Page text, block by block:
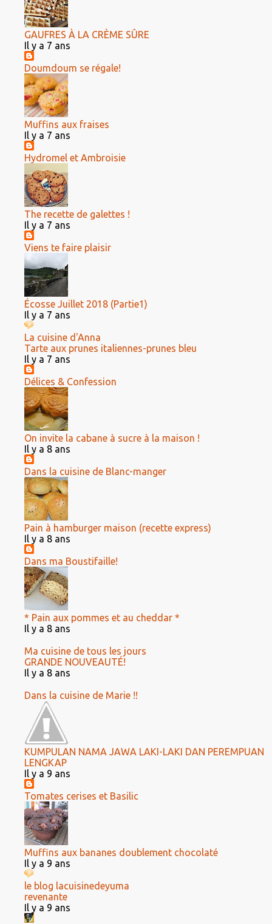
GAUFRES À LA CRÈME SÛRE
Il y a 7 ans
Doumdoum se régale!
Muffins aux fraises
Il y a 7 ans
Hydromel et Ambroisie
The recette de galettes !
Il y a 7 ans
Viens te faire plaisir
Écosse Juillet 2018 (Partie1)
Il y a 7 ans
La cuisine d'Anna
Tarte aux prunes italiennes-prunes bleu
Il y a 7 ans
Délices & Confession
On invite la cabane à sucre à la maison !
Il y a 8 ans
Dans la cuisine de Blanc-manger
Pain à hamburger maison (recette express)
Il y a 8 ans
Dans ma Boustifaille!
* Pain aux pommes et au cheddar *
Il y a 8 ans
Ma cuisine de tous les jours
GRANDE NOUVEAUTÉ!
Il y a 8 ans
Dans la cuisine de Marie !!
KUMPULAN NAMA JAWA LAKI-LAKI DAN PEREMPUAN
LENGKAP
Il y a 9 ans
Tomates cerises et Basilic
Muffins aux bananes doublement chocolaté
Il y a 9 ans
le blog lacuisinedeyuma
revenante
Il y a 9 ans